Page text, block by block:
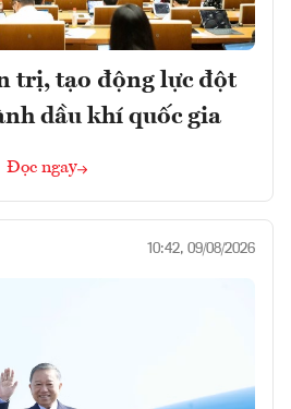
trị, tạo động lực đột
dầu khí quốc gia
Đọc ngay
10:42, 09/08/2026